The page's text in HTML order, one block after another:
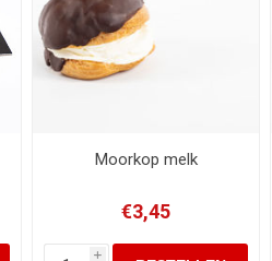
Moorkop melk
€3,45
i